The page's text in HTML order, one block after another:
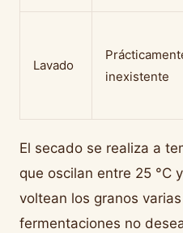
Lavado
inexistente
El secado se realiza a
que oscilan entre 25 °C
voltean los granos
fermentaciones no